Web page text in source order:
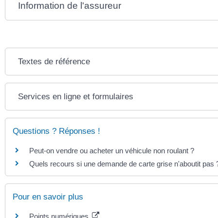
Information de l'assureur
Textes de référence
Services en ligne et formulaires
Questions ? Réponses !
Peut-on vendre ou acheter un véhicule non roulant ?
Quels recours si une demande de carte grise n'aboutit pas
Pour en savoir plus
Points numériques